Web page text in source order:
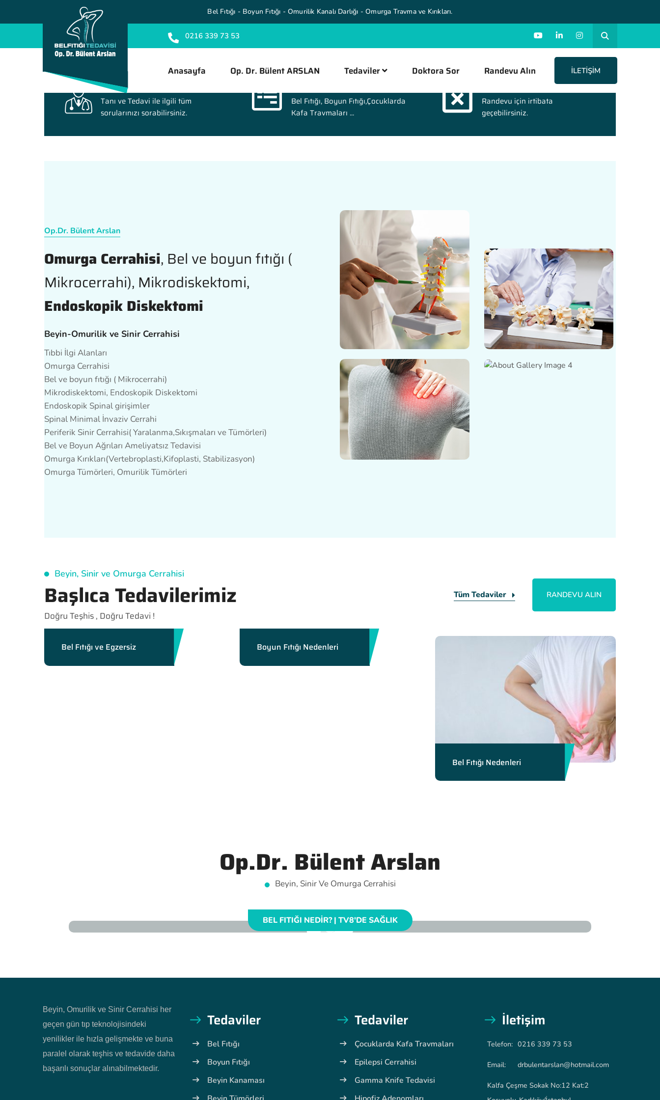
Bel Fıtığı - Boyun Fıtığı - Omurilik Kanalı Darlığı - Omurga Travma ve Kırıkları.
0216 339 73 53
Anasayfa Op. Dr. Bülent ARSLAN Tedaviler Doktora Sor Randevu Alın İLETIŞIM
Soru Sorun
Tanı ve Tedavi ile ilgili tüm
sorularınızı sorabilirsiniz.
Bel Fıtığı, Boyun Fıtığı,Çocuklarda
Kafa Travmaları ...
Online Randevu
Randevu için irtibata
geçebilirsiniz.
Op.Dr. Bülent Arslan
Omurga Cerrahisi, Bel ve boyun fıtığı (
Mikrocerrahi), Mikrodiskektomi,
Endoskopik Diskektomi
Beyin-Omurilik ve Sinir Cerrahisi
Tıbbi İlgi Alanları
Omurga Cerrahisi
Bel ve boyun fıtığı ( Mikrocerrahi)
Mikrodiskektomi, Endoskopik Diskektomi
Endoskopik Spinal girişimler
Spinal Minimal İnvaziv Cerrahi
Periferik Sinir Cerrahisi( Yaralanma,Sıkışmaları ve Tümörleri)
Bel ve Boyun Ağrıları Ameliyatsız Tedavisi
Omurga Kırıkları(Vertebroplasti,Kifoplasti, Stabilizasyon)
Omurga Tümörleri, Omurilik Tümörleri
Beyin, Sinir ve Omurga Cerrahisi
Başlıca Tedavilerimiz
Doğru Teşhis , Doğru Tedavi !
Tüm Tedaviler RANDEVU ALIN
Bel Fıtığı ve Egzersiz Boyun Fıtığı Nedenleri
Bel Fıtığı Nedenleri
Op.Dr. Bülent Arslan
Beyin, Sinir Ve Omurga Cerrahisi
BEL FITIĞI NEDIR? | TV8'DE SAĞLIK
Beyin, Omurilik ve Sinir Cerrahisi her
geçen gün tıp teknolojisindeki
yenilikler ile hızla gelişmekte ve buna
paralel olarak teşhis ve tedavide daha
başarılı sonuçlar alınabilmektedir.
Tedaviler
Bel Fıtığı
Boyun Fıtığı
Beyin Kanaması
Tedaviler
Çocuklarda Kafa Travmaları
Epilepsi Cerrahisi
Gamma Knife Tedavisi
İletişim
Telefon: 0216 339 73 53
Email: drbulentarslan@hotmail.com
Kalfa Çeşme Sokak No:12 Kat:2